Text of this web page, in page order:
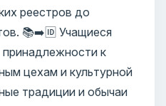
реестров до
📚➡️🆔 Учащиеся
принадлежности к
цехам и культурной
традиции и обычаи